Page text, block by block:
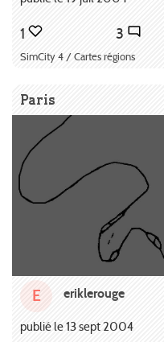
1 3
SimCity 4 / Cartes régions
Paris
E eriklerouge
publié le 13 sept 2004